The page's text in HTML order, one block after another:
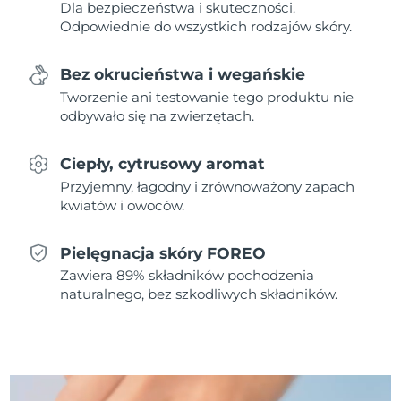
Dla bezpieczeństwa i skuteczności.
Odpowiednie do wszystkich rodzajów skóry.
Bez okrucieństwa i wegańskie
Tworzenie ani testowanie tego produktu nie
odbywało się na zwierzętach.
Ciepły, cytrusowy aromat
Przyjemny, łagodny i zrównoważony zapach
kwiatów i owoców.
Pielęgnacja skóry FOREO
Zawiera 89% składników pochodzenia
naturalnego, bez szkodliwych składników.
Oczekiwany czas dostawy
Nowa Zelandia
Oczekiwany czas dostawy
8/10/26
Norwegia
Oman
Oczekiwany czas dostawy
Filipiny
Oczekiwany czas dostawy
Oczekiwany czas dostawy
8/10/26